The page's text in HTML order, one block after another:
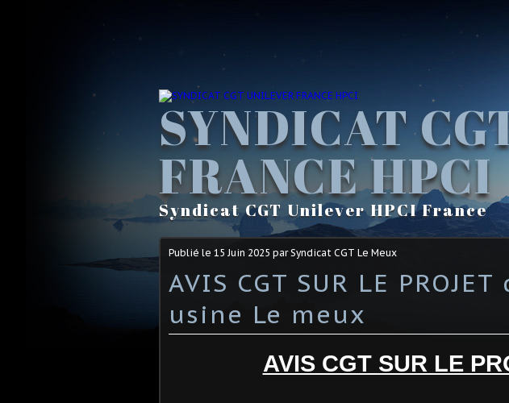
SYNDICAT
FRANCE HPCI
Syndicat CGT Unilever HPCI France
Publié le 15 Juin 2025 par Syndicat CGT Le Meux
AVIS CGT SUR LE
usine Le meux
AVIS CGT SUR LE